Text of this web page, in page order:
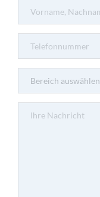
Bereich auswählen